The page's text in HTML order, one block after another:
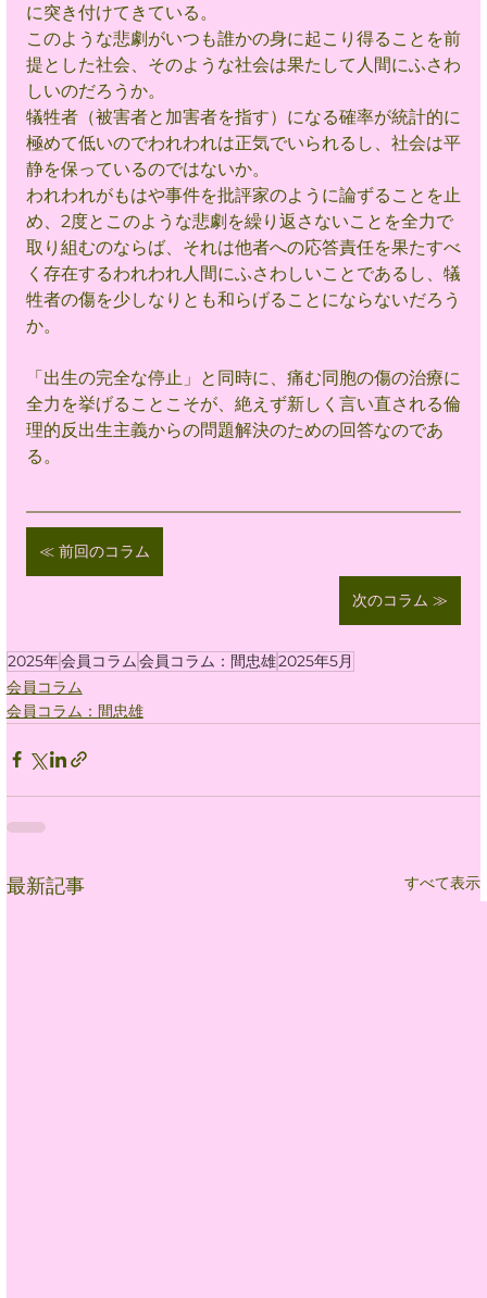
に突き付けてきている。
このような悲劇がいつも誰かの身に起こり得ることを前
提とした社会、そのような社会は果たして人間にふさわ
しいのだろうか。
犠牲者（被害者と加害者を指す）になる確率が統計的に
極めて低いのでわれわれは正気でいられるし、社会は平
静を保っているのではないか。
われわれがもはや事件を批評家のように論ずることを止
め、2度とこのような悲劇を繰り返さないことを全力で
取り組むのならば、それは他者への応答責任を果たすべ
く存在するわれわれ人間にふさわしいことであるし、犠
牲者の傷を少しなりとも和らげることにならないだろう
か。
「出生の完全な停止」と同時に、痛む同胞の傷の治療に
全力を挙げることこそが、絶えず新しく言い直される倫
理的反出生主義からの問題解決のための回答なのであ
る。
≪ 前回のコラム
次のコラム ≫
2025年会員コラム会員コラム：間忠雄2025年5月
会員コラム
会員コラム：間忠雄
最新記事 すべて表示